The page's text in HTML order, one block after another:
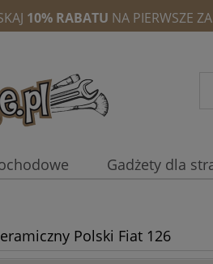
10% RABATU NA PIERWSZE
Gadżety dla
Polski Fiat 126